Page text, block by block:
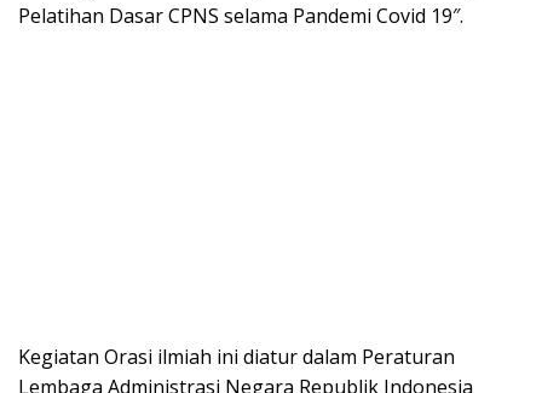
Pelatihan Dasar CPNS selama Pandemi Covid 19″.
Kegiatan Orasi ilmiah ini diatur dalam Peraturan
Lembaga Administrasi Negara Republik Indonesia